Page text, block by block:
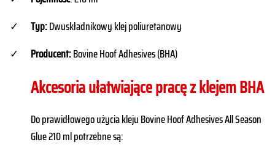
Typ:Dwuskładnikowy klej poliuretanowy
Producent:Bovine Hoof Adhesives (BHA)
Akcesoria ułatwiające pracę z klejem BHA
Do prawidłowego użycia kleju Bovine Hoof Adhesives All Season
Glue 210 ml potrzebne są: